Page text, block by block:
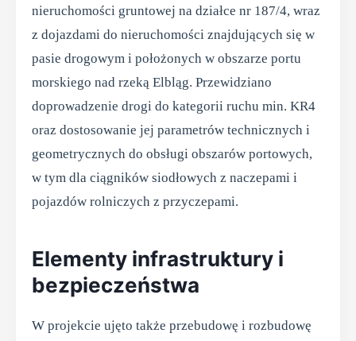
nieruchomości gruntowej na działce nr 187/4, wraz
z dojazdami do nieruchomości znajdujących się w
pasie drogowym i położonych w obszarze portu
morskiego nad rzeką Elbląg. Przewidziano
doprowadzenie drogi do kategorii ruchu min. KR4
oraz dostosowanie jej parametrów technicznych i
geometrycznych do obsługi obszarów portowych,
w tym dla ciągników siodłowych z naczepami i
pojazdów rolniczych z przyczepami.
Elementy infrastruktury i
bezpieczeństwa
W projekcie ujęto także przebudowę i rozbudowę